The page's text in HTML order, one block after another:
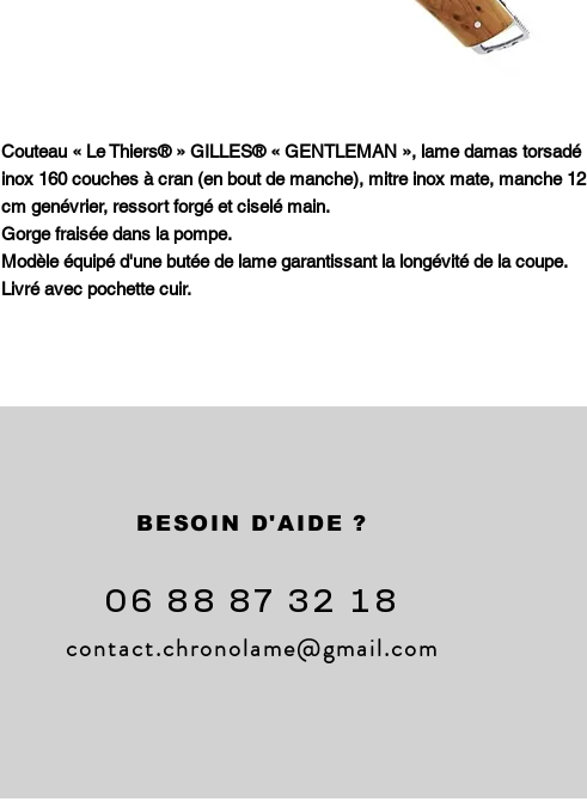
Couteau « Le Thiers® » GILLES® « GENTLEMAN », lame damas torsadé
inox 160 couches à cran (en bout de manche), mitre inox mate, manche 12
cm genévrier, ressort forgé et ciselé main.
Gorge fraisée dans la pompe.
Modèle équipé d'une butée de lame garantissant la longévité de la coupe.
Livré avec pochette cuir.
BESOIN D'AIDE ?
06 88 87 32 18
contact.chronolame@gmail.com